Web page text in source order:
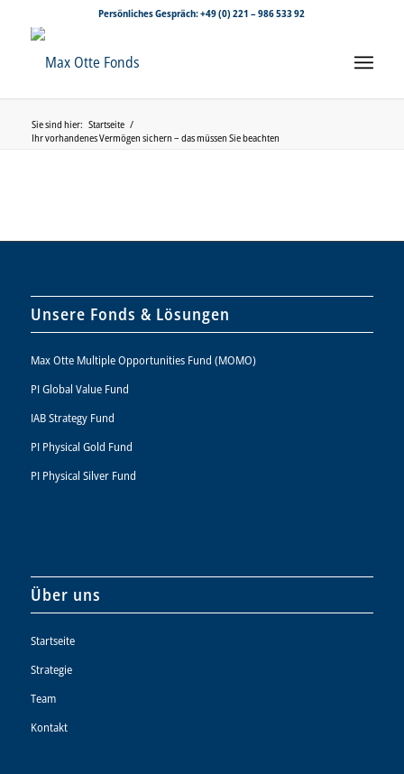
Persönliches Gespräch:+49 (0) 221 – 986 533 92
Sie sind hier: Startseite /
Ihr vorhandenes Vermögen sichern – das müssen Sie beachten
Unsere Fonds & Lösungen
Max Otte Multiple Opportunities Fund (MOMO)
PI Global Value Fund
IAB Strategy Fund
PI Physical Gold Fund
PI Physical Silver Fund
Über uns
Startseite
Strategie
Team
Kontakt